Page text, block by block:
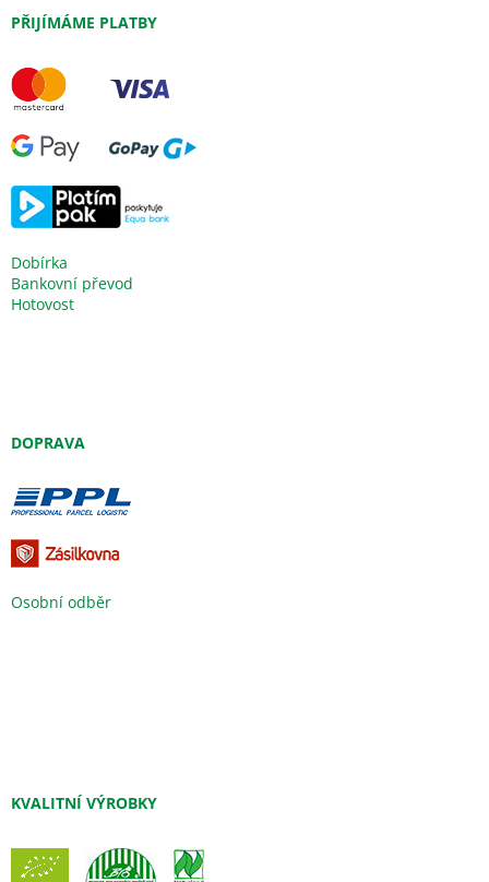
PŘIJÍMÁME PLATBY
Dobírka
Bankovní převod
Hotovost
DOPRAVA
Osobní odběr
KVALITNÍ VÝROBKY